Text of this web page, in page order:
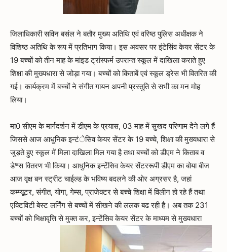
जिलाधिकारी सविन बसंल ने बतौर मुख्य अतिथि एवं वरिष्ठ पुलिस अधीक्षक ने
विशिष्ठ अतिथि के रूप में प्रतिभाग किया। इस अवसर पर इंटेसिंव केयर सेंटर के
19 बच्चों को तीन माह के मांइड ट्रांस्फर्म उपरान्त स्कूल में दाखिला कराते हुए
शिक्षा की मुख्यधारा से जोड़ा गया। बच्चों को किताबें एवं स्कूल ड्रेस भी वितरित की
गई। कार्यक्रम में बच्चों ने संगीत गायन अपनी प्रस्तुति से सभी का मन मोह
लिया।
मा0 सीएम के मार्गदर्शन में डीएम के प्रयास, 03 माह में सुखद परिणाम देेने लगे हैं
जिससे आज आधुनिक इन्टंेसिव केयर सेंटर के 19 बच्चे, शिक्षा की मुख्यधारा से
जुड़ते हुए स्कूल में मिला दाखिला मिल गया है तथा बच्चों को डीएम ने किताब व
डेªस वितरण भी किया। आधुनिक इन्टेंसिव केयर सेंटररूपी डीएम का बोया बीज
आज वृक्ष बन स्ट्रीट चाईल्ड के भविष्य बदलने की ओर अग्रसर है, जहां
कम्प्यूूटर, संगीत, योगा, गेम्स, प्राजेक्टर से बच्चे शिक्षा में विलीन हो रहे हैं तथा
एक्टिविटी बेस्ट लर्निंग से बच्चों में सीखने की ललक बढ रही है। अब तक 231
बच्चों को भिक्षावृत्ति से मुक्त कर, इन्टेंसिव केयर सेंटर के माध्यम से मुख्यधारा